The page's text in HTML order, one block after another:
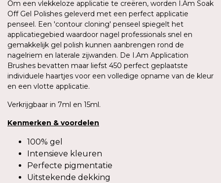
Om een vlekkeloze applicatie te creëren, worden I.Am Soak
Off Gel Polishes geleverd met een perfect applicatie
penseel. Een 'contour cloning' penseel spiegelt het
applicatiegebied waardoor nagel professionals snel en
gemakkelijk gel polish kunnen aanbrengen rond de
nagelriem en laterale zijwanden. De I.Am Application
Brushes bevatten maar liefst 450 perfect geplaatste
individuele haartjes voor een volledige opname van de kleur
en een vlotte applicatie.
Verkrijgbaar in 7ml en 15ml.
Kenmerken & voordelen
100% gel
Intensieve kleuren
Perfecte pigmentatie
Uitstekende dekking